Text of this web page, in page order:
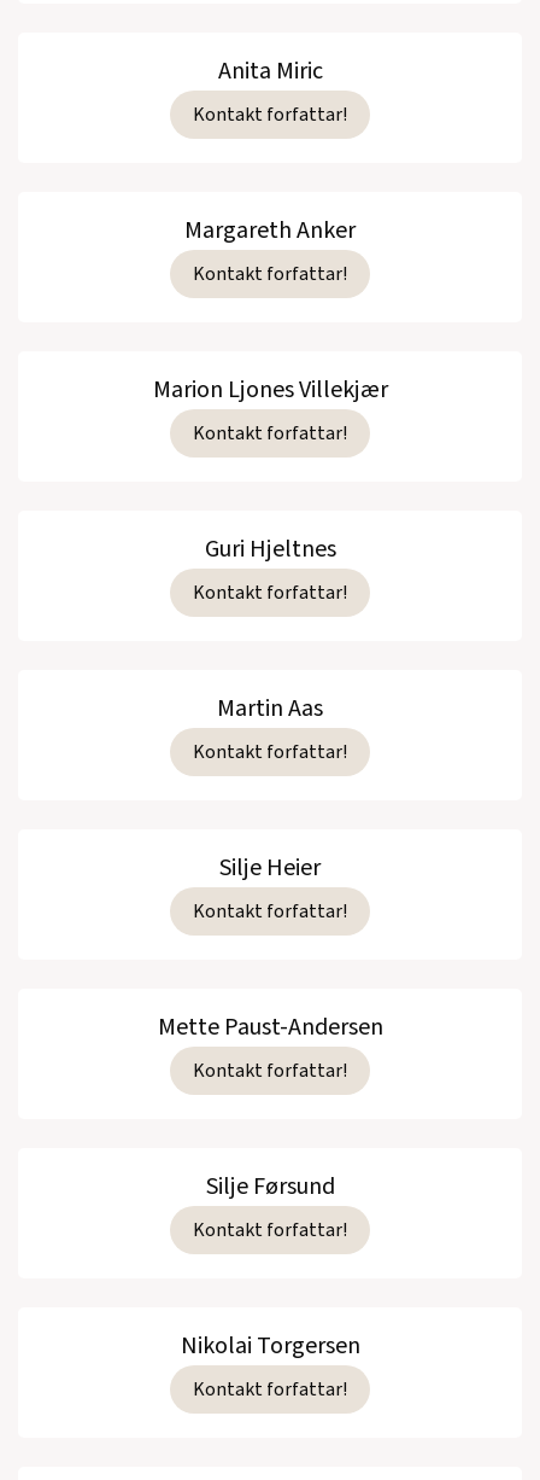
Anita Miric
Kontakt forfattar!
Margareth Anker
Kontakt forfattar!
Marion Ljones Villekjær
Kontakt forfattar!
Guri Hjeltnes
Kontakt forfattar!
Martin Aas
Kontakt forfattar!
Silje Heier
Kontakt forfattar!
Mette Paust-Andersen
Kontakt forfattar!
Silje Førsund
Kontakt forfattar!
Nikolai Torgersen
Kontakt forfattar!